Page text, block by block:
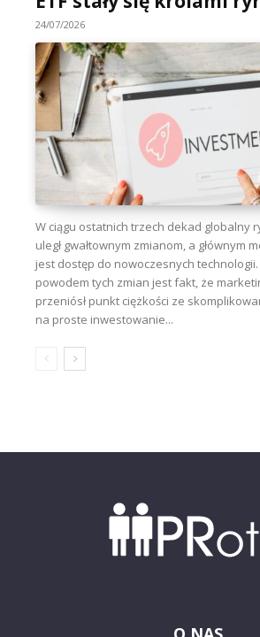
24/07/2026
W ciągu ostatnich trzech dekad globalny
uległ gwałtownym zmianom, a głównym
jest dostęp do nowoczesnych
powodem tych zmian jest fakt, że
przeniósł punkt ciężkości ze
na proste inwestowanie...